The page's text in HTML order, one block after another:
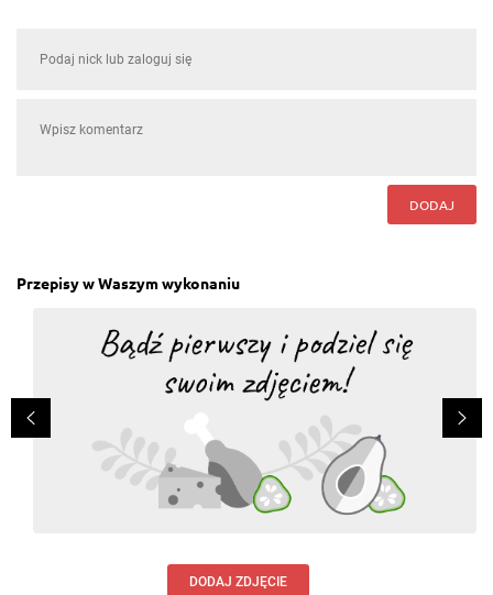
DODAJ
Przepisy w Waszym wykonaniu
DODAJ ZDJĘCIE